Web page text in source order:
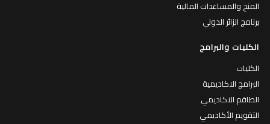
المنح والمساعدات المالية
برنامج الزائر الدولي
الكليات والبرامج
الكليات
البرامج الاكاديمية
الطاقم الاكاديمي
التقويم الأكاديمي